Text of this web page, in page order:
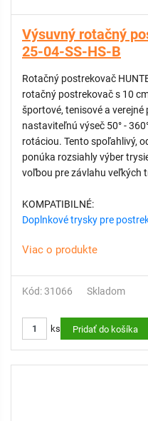
Výsuvný rotačný
25-04-SS-HS-B
Rotačný postrekovač
rotačný postrekovač s 10
športové, tenisové a
nastaviteľnú výseč 50° -
rotáciou. Tento spoľahlivý,
ponúka rozsiahly výber
voľbou pre závlahu veľkých
KOMPATIBILNÉ:
Doplnkové trysky pre
Doplnkové trysky pre
modrá
Doplnkové trysky pre
Doplnkové trysky pre
Doplnkové trysky pre
Viac o produkte
Kód: 31066 Skladom
ks Pridať do košíka